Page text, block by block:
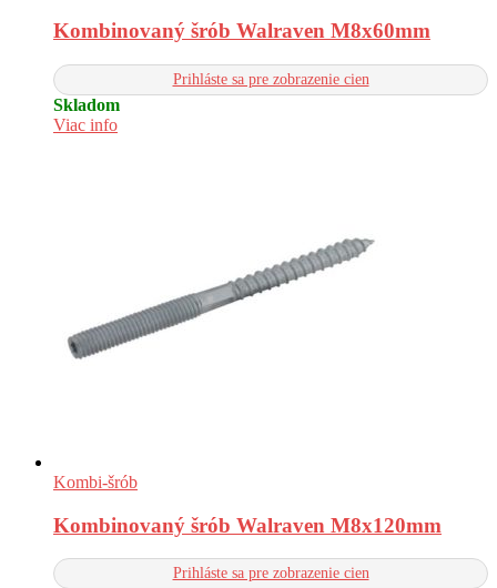
Kombinovaný šrób Walraven M8x60mm
Prihláste sa pre zobrazenie cien
Skladom
Viac info
Kombi-šrób
Kombinovaný šrób Walraven M8x120mm
Prihláste sa pre zobrazenie cien